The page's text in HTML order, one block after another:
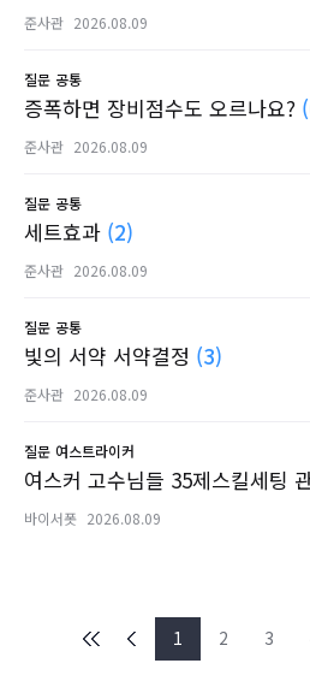
준사관 2026.08.09
질문 공통
증폭하면 장비점수도 오르나요?
준사관 2026.08.09
질문 공통
세트효과 (2)
준사관 2026.08.09
질문 공통
빛의 서약 서약결정 (3)
준사관 2026.08.09
질문 여스트라이커
여스커 고수님들 35제스킬세팅
바이서폿 2026.08.09
1 2 3